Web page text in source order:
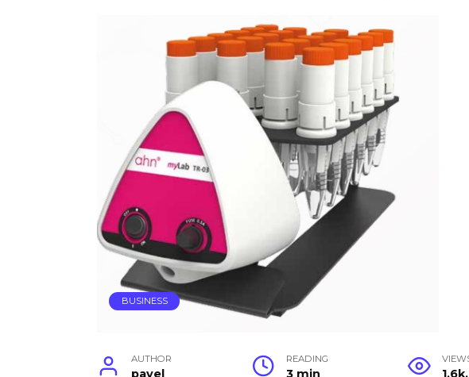
BUSINESS
AUTHOR
pavel
READING
3 min 1.6k.